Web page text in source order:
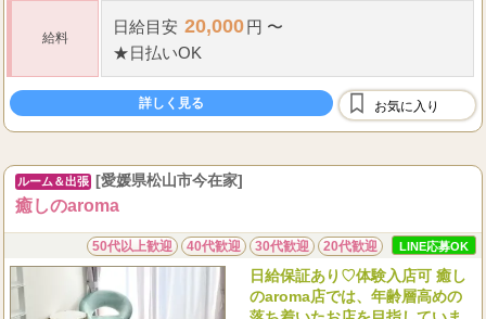
給料
日給目安 20,000円 〜
★日払いOK
詳しく見る お気に入り
ルーム＆出張 [愛媛県松山市今在家]
癒しのaroma
50代以上歓迎 40代歓迎 30代歓迎 20代歓迎 LINE応募OK
日給保証あり♡体験入店可 癒し
のaroma店では、年齢層高めの